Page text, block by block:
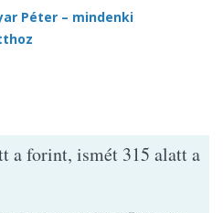
Péter – mindenki
a forint, ismét 315 alatt a